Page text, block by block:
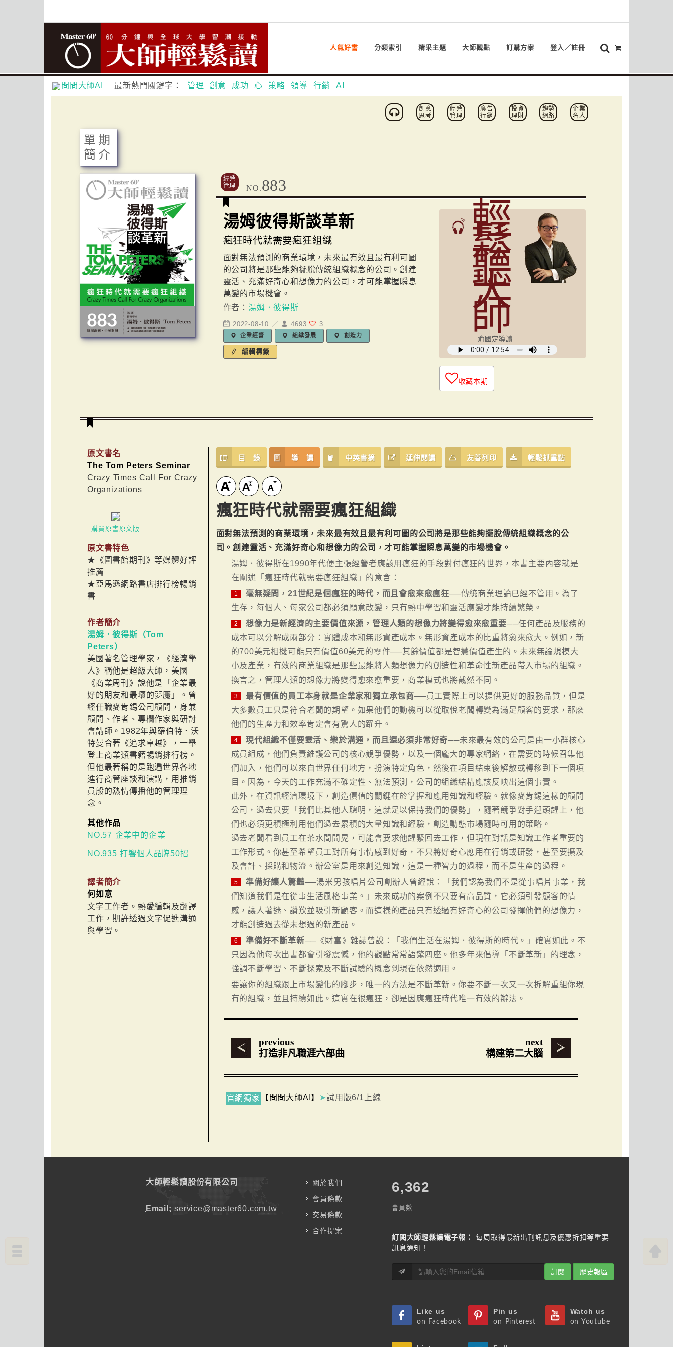
人氣好書 分類索引 精采主題 大師觀點 訂購方案 登入／註冊
問問大師AI 最新熱門關鍵字： 管理 創意 成功 心 策略 領導 行銷 AI
創意
思考
經營
管理
廣告
行銷
投資
理財
趨勢
網路
企業
名人
單期
簡介
經營
管理
NO.883
湯姆彼得斯談革新
瘋狂時代就需要瘋狂組織
面對無法預測的商業環境，未來最有效且最有利可圖
的公司將是那些能夠擺脫傳統組織概念的公司。創建
靈活、充滿好奇心和想像力的公司，才可能掌握瞬息
萬變的市場機會。
作者： 湯姆．彼得斯
2022-08-10 ／ 4693 3
企業經營 組織發展 創造力
編輯標籤
輕
鬆
聽
大
師
俞國定導讀
收藏本期
原文書名
The Tom Peters Seminar
Crazy Times Call For Crazy
Organizations
購買原書原文版
原文書特色
★《圖書館期刊》等媒體好評
推薦
★亞馬遜網路書店排行榜暢銷
書
作者簡介
湯姆．彼得斯（Tom
Peters）
美國著名管理學家，《經濟學
人》稱他是超級大師，美國
《商業周刊》說他是「企業最
好的朋友和最壞的夢魘」。曾
經任職麥肯錫公司顧問，身兼
顧問、作者、專欄作家與研討
會講師。1982年與羅伯特．沃
特曼合著《追求卓越》，一舉
登上商業類書籍暢銷排行榜。
但他最著稱的是跑遍世界各地
進行商管座談和演講，用推銷
員般的熱情傳播他的管理理
念。
其他作品
NO.57 企業中的企業
NO.935 打響個人品牌50招
譯者簡介
何如意
文字工作者。熱愛編輯及翻譯
工作，期許透過文字促進溝通
與學習。
目 錄 導 讀 中英書摘 延伸閱讀 友善列印 輕鬆抓重點
瘋狂時代就需要瘋狂組織
面對無法預測的商業環境，未來最有效且最有利可圖的公司將是那些能夠擺脫傳統組織概念的公
司。創建靈活、充滿好奇心和想像力的公司，才可能掌握瞬息萬變的市場機會。
湯姆．彼得斯在1990年代便主張經營者應該用瘋狂的手段對付瘋狂的世界，本書主要內容就是
在闡述「瘋狂時代就需要瘋狂組織」的意含：
1 毫無疑問，21世紀是個瘋狂的時代，而且會愈來愈瘋狂──傳統商業理論已經不管用。為了
生存，每個人、每家公司都必須願意改變，只有熱中學習和靈活應變才能持續繁榮。
2 想像力是新經濟的主要價值來源，管理人類的想像力將變得愈來愈重要──任何產品及服務的
成本可以分解成兩部分：實體成本和無形資產成本。無形資產成本的比重將愈來愈大。例如，新
的700美元相機可能只有價值60美元的零件──其餘價值都是智慧價值產生的。未來無論規模大
小及產業，有效的商業組織是那些最能將人類想像力的創造性和革命性新產品帶入市場的組織。
換言之，管理人類的想像力將變得愈來愈重要，商業模式也將截然不同。
3 最有價值的員工本身就是企業家和獨立承包商──員工實際上可以提供更好的服務品質，但是
大多數員工只是符合老闆的期望。如果他們的動機可以從取悅老闆轉變為滿足顧客的要求，那麽
他們的生產力和效率肯定會有驚人的躍升。
4 現代組織不僅要靈活、樂於溝通，而且還必須非常好奇──未來最有效的公司是由一小群核心
成員組成，他們負責維護公司的核心競爭優勢，以及一個龐大的專家網絡，在需要的時候召集他
們加入，他們可以來自世界任何地方，扮演特定角色，然後在項目結束後解散或轉移到下一個項
目。因為，今天的工作充滿不確定性、無法預測，公司的組織結構應該反映出這個事實。
此外，在資訊經濟環境下，創造價值的關鍵在於掌握和應用知識和經驗。就像麥肯錫這樣的顧問
公司，過去只要「我們比其他人聰明，這就足以保持我們的優勢」，隨著競爭對手迎頭趕上，他
們也必須更積極利用他們過去累積的大量知識和經驗，創造動態市場隨時可用的策略。
過去老闆看到員工在茶水間閒晃，可能會要求他趕緊回去工作，但現在對話是知識工作者重要的
工作形式。你甚至希望員工對所有事情感到好奇，不只將好奇心應用在行銷或研發，甚至要擴及
及會計、採購和物流。辦公室是用來創造知識，這是一種智力的過程，而不是生產的過程。
5 準備好讓人驚豔──湯米男孩唱片公司創辦人曾經說：「我們認為我們不是從事唱片事業，我
們知道我們是在從事生活風格事業。」未來成功的案例不只要有高品質，它必須引發顧客的情
感，讓人著迷、讚歎並吸引新顧客。而這樣的產品只有透過有好奇心的公司發揮他們的想像力，
才能創造過去從未想過的新產品。
6 準備好不斷革新──《財富》雜誌曾說：「我們生活在湯姆．彼得斯的時代。」確實如此。不
只因為他每次出書都會引發震憾，他的觀點常常語驚四座。他多年來倡導「不斷革新」的理念，
強調不斷學習、不斷探索及不斷試驗的概念到現在依然適用。
要讓你的組織跟上市場變化的腳步，唯一的方法是不斷革新。你要不斷一次又一次拆解重組你現
有的組織，並且持續如此。這實在很瘋狂，卻是因應瘋狂時代唯一有效的辦法。
previous
打造非凡職涯六部曲
next
構建第二大腦
官網獨家 【問問大師AI】 ➤試用版6/1上線
大師輕鬆讀股份有限公司
Email: service@master60.com.tw
關於我們
會員條款
交易條款
合作提案
7,787
會員數
訂閱大師輕鬆讀電子報：
每周取得最新出刊訊息及優惠折扣等重要
訊息通知！
訂閱 歷史報區
Like us
on Facebook
Pin us
on Pinterest
Watch us
on Youtube